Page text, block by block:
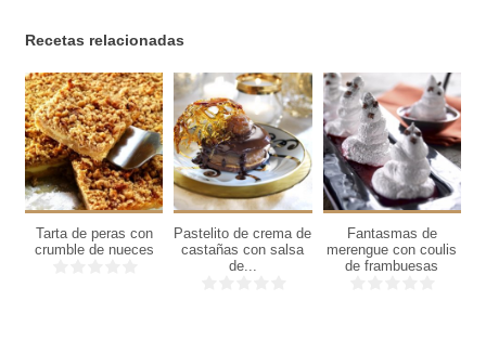
Recetas relacionadas
6
personas
Tarta de peras con
crumble de nueces
6
personas
Pastelito de crema de
castañas con salsa
de...
6
personas
30
Min
Fantasmas de
merengue con coulis
de frambuesas